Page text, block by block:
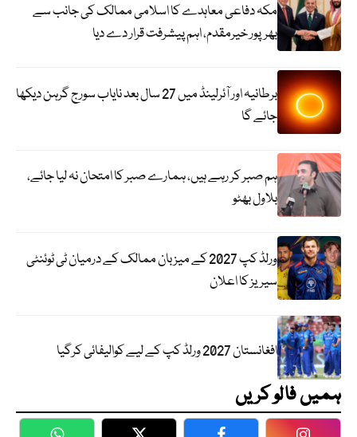
مکہ دفاعی معاہدے کا اسلامی ممالک کی جانب سے
بھرپور خیرمقدم، اہم پیشرفت قرار دے دیا
برطانیہ اور آئرلینڈ میں 27 سال بعد نایاب سورج گرہن دیکھا
جائے گا
ہم صبر کر رہے ہیں، ہمارے صبر کا امتحان نہ لیا جائے،
بلاول بھٹو
ورلڈ کپ 2027 کے میزبان ممالک کے درمیان ٹی ٹوئنٹی
سیریز کا اعلان
افغانستان 2027 ورلڈ کپ کے لیے کوالیفائی کرگیا
ہمیں فالو کریں